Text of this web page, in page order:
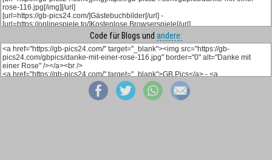
Code für Blogs und andere: